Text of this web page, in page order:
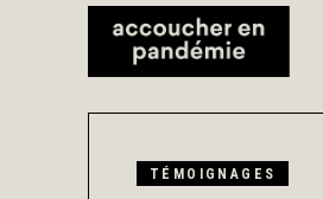
3, 2022TÉMOIGNAGES